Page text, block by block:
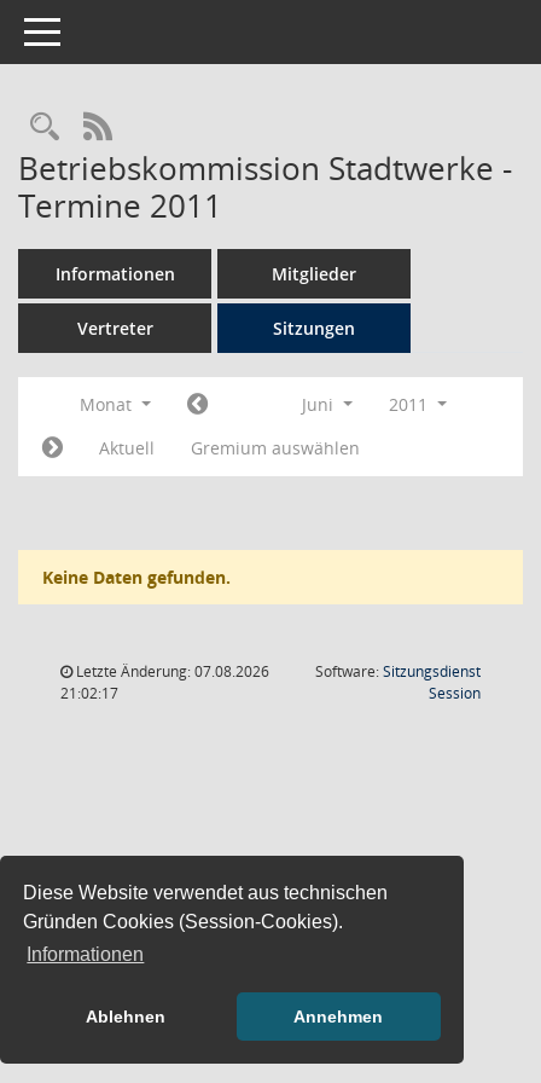
Diese Website verwendet aus technischen
Gründen Cookies (Session-Cookies).
Informationen
Ablehnen Annehmen
Toggle navigation
Rechercheauswahl
RSS-Feed
Betriebskommission Stadtwerke -
Termine 2011
Informationen Mitglieder
Vertreter Sitzungen
Monat Juni
2011
Aktuell
Gremium auswählen
Keine Daten gefunden.
Letzte Änderung: 07.08.2026
21:02:17
Software:Sitzungsdienst
Session(Wird in